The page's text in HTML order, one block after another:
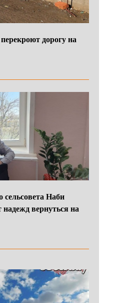
дорогу на
сельсовета Наби
вернуться на